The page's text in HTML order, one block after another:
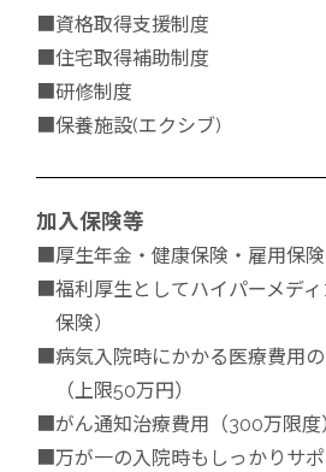
■資格取得支援制度
■住宅取得補助制度
■研修制度
■保養施設(エクシブ)
加入保険等
■厚生年金・健康保険・雇用保
■福利厚生としてハイパーメデ
保険）
■病気入院時にかかる医療費用
（上限50万円）
■がん通知治療費用（300万限度
■万が一の入院時もしっかりサ